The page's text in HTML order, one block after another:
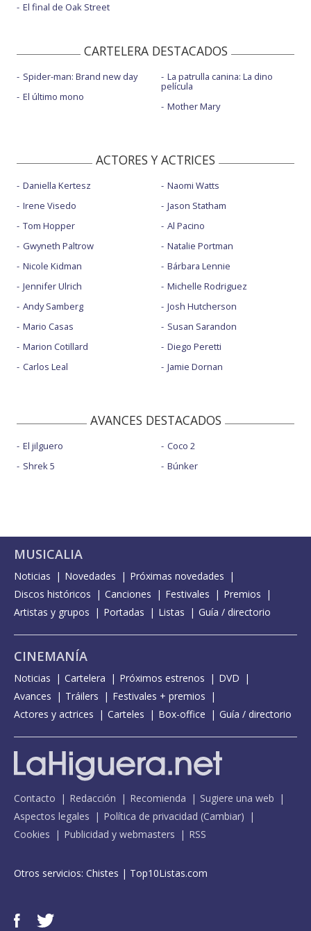
El final de Oak Street
CARTELERA DESTACADOS
Spider-man: Brand new day
El último mono
La patrulla canina: La dino
película
Mother Mary
ACTORES Y ACTRICES
Daniella Kertesz
Irene Visedo
Tom Hopper
Gwyneth Paltrow
Nicole Kidman
Jennifer Ulrich
Andy Samberg
Mario Casas
Marion Cotillard
Carlos Leal
Naomi Watts
Jason Statham
Al Pacino
Natalie Portman
Bárbara Lennie
Michelle Rodriguez
Josh Hutcherson
Susan Sarandon
Diego Peretti
Jamie Dornan
AVANCES DESTACADOS
El jilguero
Shrek 5
Coco 2
Búnker
MUSICALIA
Noticias Novedades
Próximas novedades
Discos históricos
Canciones Festivales
Premios
Artistas y grupos
Portadas Listas Guía / directorio
CINEMANÍA
Noticias Cartelera Próximos estrenos
DVD
Avances
Tráilers
Festivales + premios
Actores y actrices
Carteles Box-office Guía / directorio
Contacto Redacción Recomienda
Sugiere una web
Aspectos legales
Política de privacidad (Cambiar)
Cookies
Publicidad y webmasters RSS
Otros servicios: Chistes | Top10Listas.com